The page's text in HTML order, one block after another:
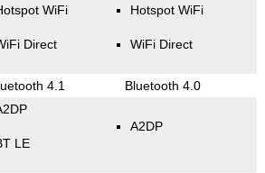
WiFi
Direct
Hotspot WiFi
WiFi Direct
4.1 Bluetooth 4.0
LE
A2DP